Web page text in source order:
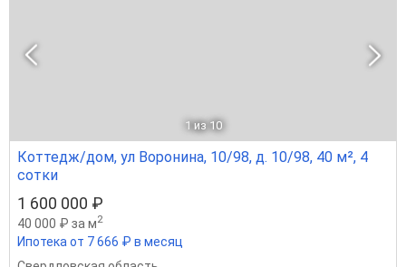
1 из 10
Коттедж/дом, ул Воронина, 10/98, д. 10/98, 40 м², 4
сотки
1 600 000 ₽
40 000 ₽ за м2
Ипотека от 7 666 ₽ в месяц